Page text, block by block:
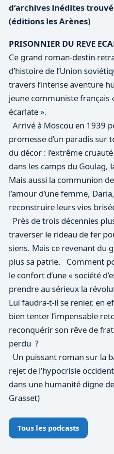
d’archives inédites
(éditions les Arènes)
PRISONNIER DU REVE
Ce grand roman-destin
d’histoire de l’Union
travers l’intense aventure
jeune communiste français
écarlate ».
Arrivé à Moscou en 1939
promesse d’un paradis sur
du décor : l’extrême
dans les camps du Goulag,
Mais aussi la communion
l’amour d’une femme,
reconstruire leurs vies
Près de trois décennies
traverser le rideau de fer
siens. Mais ce revenant du
plus sa patrie. Comment
le confort d’une « société
prendre au sérieux la
Lui faudra-t-il se renier, en
bien tenter l’impensable
reconquérir son rêve de
perdu ?
Un puissant roman sur la
rejet de l’hypocrisie
dans une humanité digne
Grasset)
Tous les podcasts